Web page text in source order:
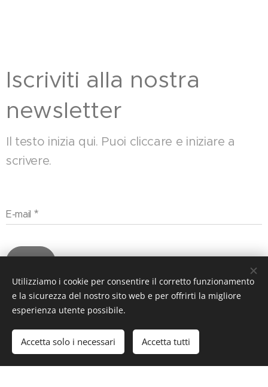
Iscriviti alla nostra
newsletter
Il testo inizia qui. Puoi cliccare e iniziare a
scrivere.
E-mail
Immagini fornite da
Webnode Cookies
Utilizziamo i cookie per consentire il corretto funzionamento
e la sicurezza del nostro sito web e per offrirti la migliore
esperienza utente possibile.
Accetta solo i necessari Accetta tutti